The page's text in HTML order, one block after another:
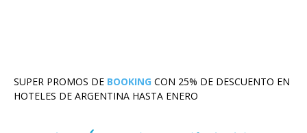
SUPER PROMOS DE BOOKING CON 25% DE DESCUENTO EN
HOTELES DE ARGENTINA HASTA ENERO